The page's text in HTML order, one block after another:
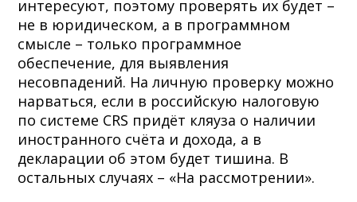
интересуют, поэтому проверять их будет –
не в юридическом, а в программном
смысле – только программное
обеспечение, для выявления
несовпадений. На личную проверку можно
нарваться, если в российскую налоговую
по системе CRS придёт кляуза о наличии
иностранного счёта и дохода, а в
декларации об этом будет тишина. В
остальных случаях – «На рассмотрении».